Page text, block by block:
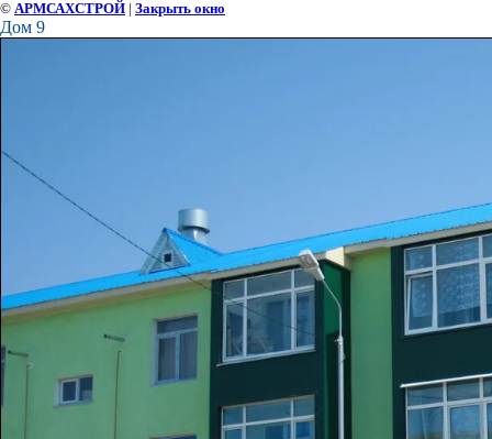
© АРМСАХСТРОЙ | Закрыть окно
Дом 9